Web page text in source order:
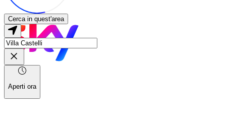
Cerca in quest'area
Aperti ora